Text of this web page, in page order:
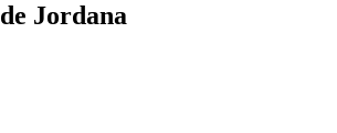
de Jordana